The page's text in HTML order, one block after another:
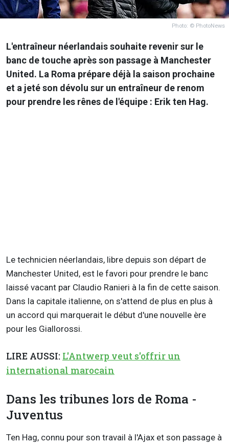
Photo: © PhotoNews
L'entraîneur néerlandais souhaite revenir sur le
banc de touche après son passage à Manchester
United. La Roma prépare déjà la saison prochaine
et a jeté son dévolu sur un entraîneur de renom
pour prendre les rênes de l'équipe : Erik ten Hag.
Le technicien néerlandais, libre depuis son départ de
Manchester United, est le favori pour prendre le banc
laissé vacant par Claudio Ranieri à la fin de cette saison.
Dans la capitale italienne, on s'attend de plus en plus à
un accord qui marquerait le début d'une nouvelle ère
pour les Giallorossi.
LIRE AUSSI: L'Antwerp veut s'offrir un
international marocain
Dans les tribunes lors de Roma -
Juventus
Ten Hag, connu pour son travail à l'Ajax et son passage à